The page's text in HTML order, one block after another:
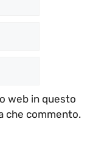
web in questo
che commento.